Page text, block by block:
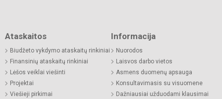
Ataskaitos
Biudžeto vykdymo ataskaitų rinkiniai
Finansinių ataskaitų rinkiniai
Lėšos veiklai viešinti
Projektai
Viešieji pirkimai
Informacija
Nuorodos
Laisvos darbo vietos
Asmens duomenų apsauga
Konsultavimasis su visuomene
Dažniausiai užduodami klausimai